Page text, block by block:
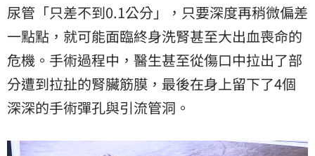
尿管「只差不到0.1公分」，只要深度再稍微偏差
一點點，就可能面臨終身洗腎甚至大出血喪命的
危機。手術過程中，醫生甚至從傷口中拉出了部
分遭到拉扯的腎臟筋膜，最後在身上留下了4個
深深的手術彈孔與引流管洞。